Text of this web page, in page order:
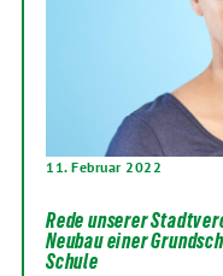
11. Februar 2022
Rede unserer
Neubau einer
Schule